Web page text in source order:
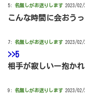
5: 名無しがお送りします 2023/
こんな時間に会おう
7: 名無しがお送りします 2023/
>>5
相手が寂しいー抱か
9: 名無しがお送りします 2023/